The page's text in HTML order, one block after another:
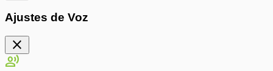
Ajustes de Voz
close
record_voice_over